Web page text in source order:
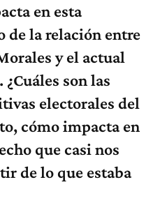
en esta
de la relación entre
y el actual
son las
electorales del
cómo impacta en
que casi nos
de lo que estaba